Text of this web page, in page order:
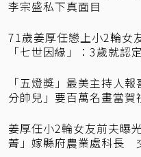
李宗盛私下真面目
71歲姜厚任戀上小2輪
「七世因緣」：3歲就認
「五燈獎」最美主持人
分帥兒」要百萬名畫當賀
姜厚任小2輪女友前夫曝
菁」嫁縣府農業處科長